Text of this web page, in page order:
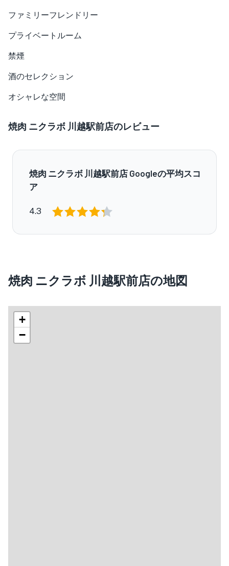
ファミリーフレンドリー
プライベートルーム
禁煙
酒のセレクション
オシャレな空間
焼肉 ニクラボ 川越駅前店のレビュー
焼肉 ニクラボ 川越駅前店 Googleの平均スコ
ア
4.3
焼肉 ニクラボ 川越駅前店の地図
+
−